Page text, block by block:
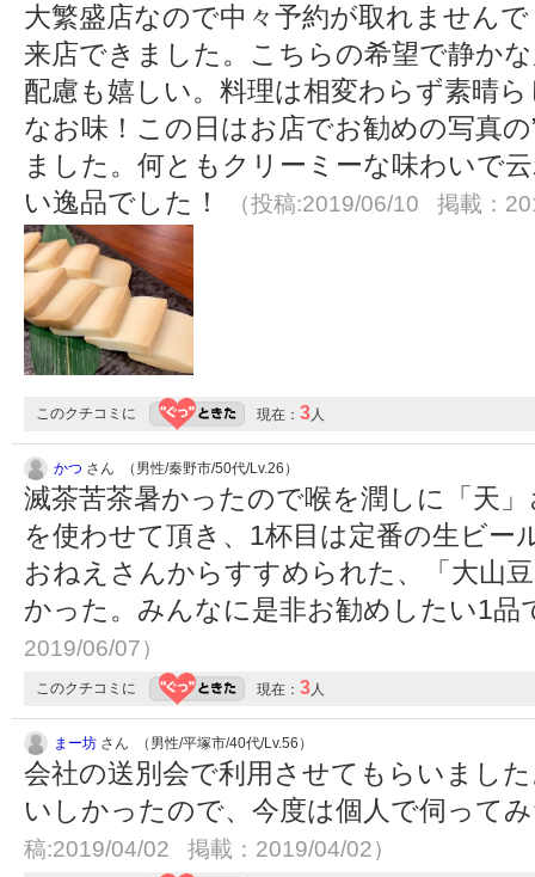
大繁盛店なので中々予約が取れません
来店できました。こちらの希望で静か
配慮も嬉しい。料理は相変わらず素晴
なお味！この日はお店でお勧めの写真
ました。何ともクリーミーな味わいで
い逸品でした！
（投稿:2019/06/10 掲載：
このクチコミに 現在： 3人
かつ さん （男性/秦野市/50代/Lv.26）
滅茶苦茶暑かったので喉を潤しに「天
を使わせて頂き、1杯目は定番の生ビー
おねえさんからすすめられた、「大山
かった。みんなに是非お勧めしたい1品
2019/06/07）
このクチコミに 現在： 3人
まー坊 さん （男性/平塚市/40代/Lv.56）
会社の送別会で利用させてもらいまし
いしかったので、今度は個人で伺って
稿:2019/04/02 掲載：2019/04/02）